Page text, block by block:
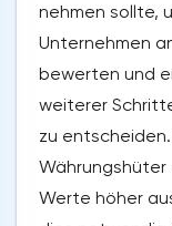
nehmen sollte,
Unternehmen
bewerten und
weiterer
zu
Währungshüter
Werte höher